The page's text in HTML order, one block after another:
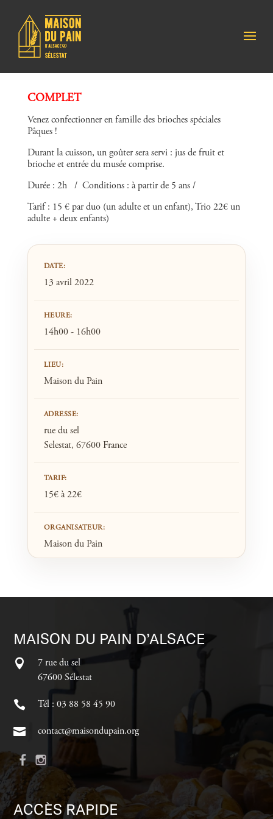
COMPLET
Venez confectionner en famille des brioches spéciales
Pâques !
Durant la cuisson, un goûter sera servi : jus de fruit et
brioche et entrée du musée comprise.
Durée : 2h / Conditions : à partir de 5 ans /
Tarif : 15 € par duo (un adulte et un enfant), Trio 22€ un
adulte + deux enfants)
DATE:
13 avril 2022
HEURE:
14h00 - 16h00
LIEU:
Maison du Pain
ADRESSE:
rue du sel
Selestat, 67600 France
TARIF:
15€ à 22€
ORGANISATEUR:
Maison du Pain
MAISON DU PAIN D’ALSACE
7 rue du sel
67600 Sélestat
Tél : 03 88 58 45 90
contact@maisondupain.org
ACCÈS RAPIDE